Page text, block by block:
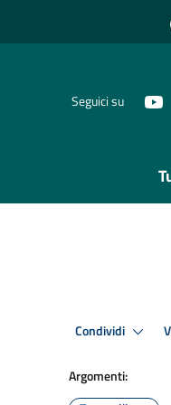
Seguici su
Condividi
Argomenti: